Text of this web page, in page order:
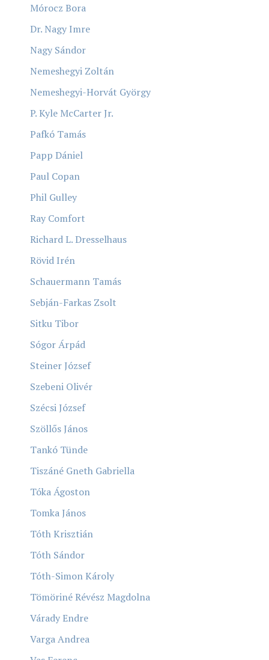
Mórocz Bora
Dr. Nagy Imre
Nagy Sándor
Nemeshegyi Zoltán
Nemeshegyi-Horvát György
P. Kyle McCarter Jr.
Pafkó Tamás
Papp Dániel
Paul Copan
Phil Gulley
Ray Comfort
Richard L. Dresselhaus
Rövid Irén
Schauermann Tamás
Sebján-Farkas Zsolt
Sitku Tibor
Sógor Árpád
Steiner József
Szebeni Olivér
Szécsi József
Szöllős János
Tankó Tünde
Tiszáné Gneth Gabriella
Tóka Ágoston
Tomka János
Tóth Krisztián
Tóth Sándor
Tóth-Simon Károly
Tömöriné Révész Magdolna
Várady Endre
Varga Andrea